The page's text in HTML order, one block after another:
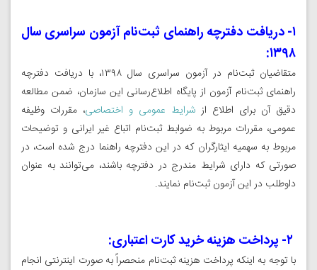
۱- دریافت دفترچه راهنمای ثبت‌نام آزمون سراسری سال
۱۳۹۸:
متقاضیان ثبت‌نام در آزمون سراسری سال ۱۳۹۸، با دریافت دفترچه
راهنمای ثبت‌نام آزمون از پایگاه اطلاع‌رسانی این سازمان، ضمن مطالعه
دقیق آن برای اطلاع از شرایط عمومی و اختصاصی، مقررات وظیفه
عمومی، مقررات مربوط به ضوابط ثبت‌نام اتباع غیر ایرانی و توضیحات
مربوط به سهمیه ایثارگران که در این دفترچه راهنما درج شده است، در
صورتی که دارای شرایط مندرج در دفترچه ‌باشند، می‌توانند به عنوان
داوطلب در این آزمون ثبت‌نام نمایند.
با توجه به اینکه پرداخت هزینه ثبت‌نام منحصراً به صورت اینترنتی انجام